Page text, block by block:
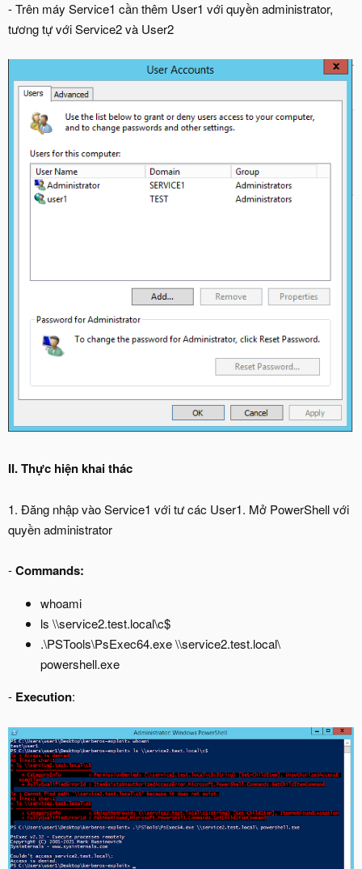
- Trên máy Service1 cần thêm User1 với quyền administrator,
tương tự với Service2 và User2
II. Thực hiện khai thác
1. Đăng nhập vào Service1 với tư các User1. Mở PowerShell với
quyền administrator
-Commands:
whoami
ls \\service2.test.local\c$
.\PSTools\PsExec64.exe \\service2.test.local\
powershell.exe
- Execution: